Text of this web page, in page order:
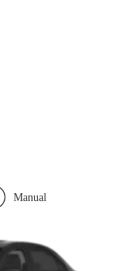
Manual